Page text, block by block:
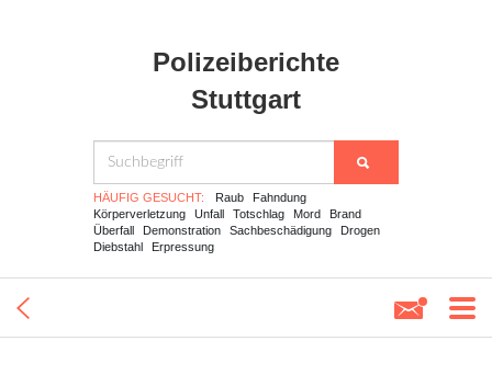
Polizeiberichte
Stuttgart
HÄUFIG GESUCHT: Raub
Fahndung
Körperverletzung
Unfall Totschlag Mord
Brand
Überfall
Demonstration Sachbeschädigung
Drogen
Diebstahl
Erpressung